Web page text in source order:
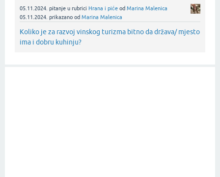
05.11.2024. pitanje u rubrici Hrana i piće od Marina Malenica
05.11.2024. prikazano od Marina Malenica
Koliko je za razvoj vinskog turizma bitno da država/ mjesto
ima i dobru kuhinju?